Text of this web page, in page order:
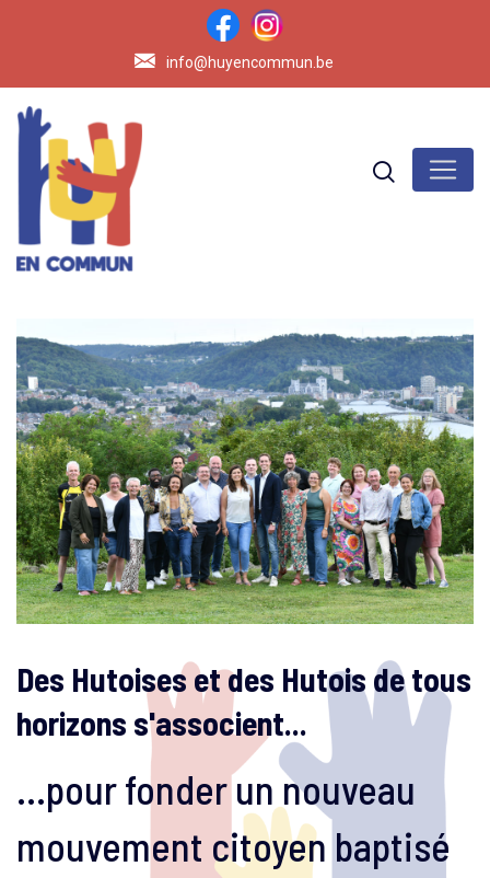
info@huyencommun.be
Des Hutoises et des Hutois de tous
horizons s'associent...
...pour fonder un nouveau
mouvement citoyen baptisé